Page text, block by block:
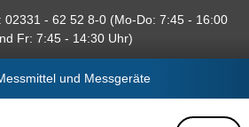
02331 - 62 52 8-0 (Mo-Do: 7:45 - 16:00
Fr: 7:45 - 14:30 Uhr)
und Messgeräte